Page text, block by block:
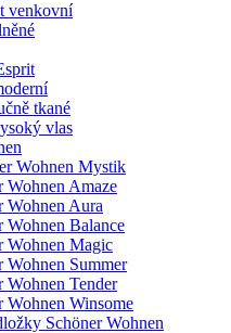
venkovní
tkané
vlas
Wohnen Mystik
Wohnen Amaze
Wohnen Aura
Wohnen Balance
Wohnen Magic
Wohnen Summer
Wohnen Tender
Wohnen Winsome
Schöner Wohnen